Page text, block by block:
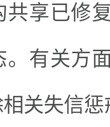
共享已修
。有关方
关失信